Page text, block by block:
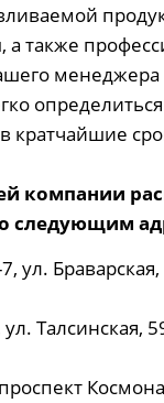
а также
кратчайшие
компании
следующим
ул.
Талсинская,